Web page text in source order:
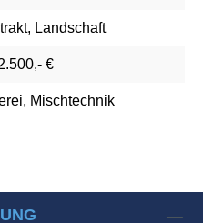
Landschaft
€
Mischtechnik